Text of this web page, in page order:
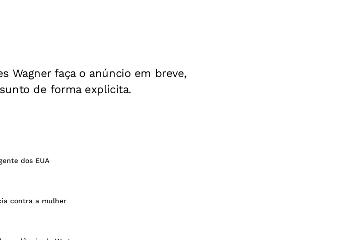
Wagner faça o anúncio em breve,
de forma explícita.
dos EUA
contra a mulher